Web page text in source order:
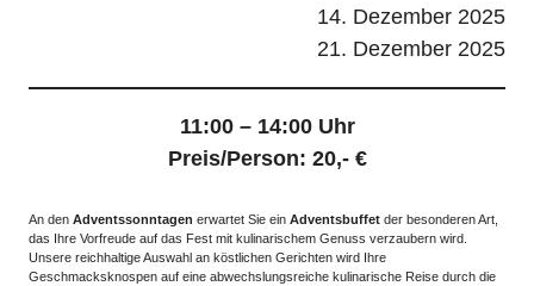
14. Dezember 2025
21. Dezember 2025
11:00 – 14:00 Uhr
Preis/Person: 20,- €
An den Adventssonntagen erwartet Sie ein Adventsbuffet der besonderen Art,
das Ihre Vorfreude auf das Fest mit kulinarischem Genuss verzaubern wird.
Unsere reichhaltige Auswahl an köstlichen Gerichten wird Ihre
Geschmacksknospen auf eine abwechslungsreiche kulinarische Reise durch die